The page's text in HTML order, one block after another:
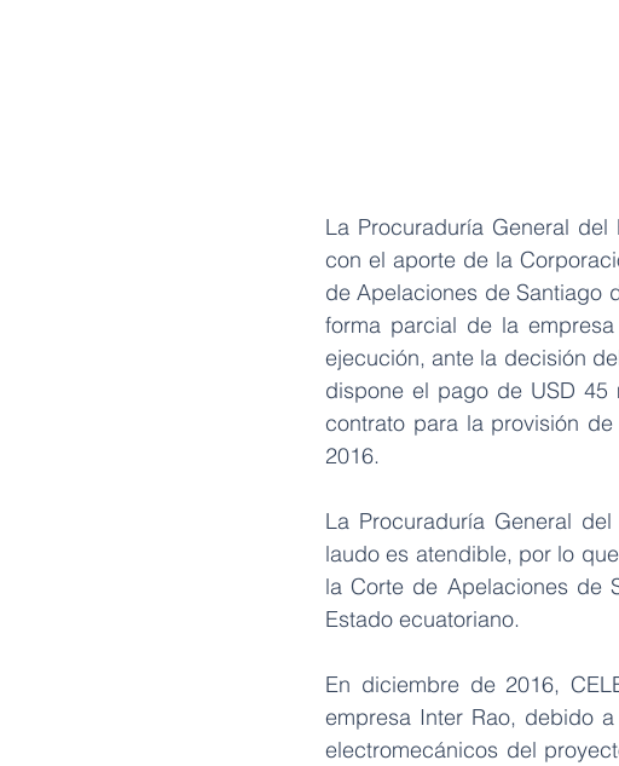
La Procuraduría General
con el aporte de la
de Apelaciones de Santiago
forma parcial de la
ejecución, ante la decisión
dispone el pago de USD 45
contrato para la provisión
2016.
La Procuraduría General
laudo es atendible, por lo
la Corte de Apelaciones de
Estado ecuatoriano.
En diciembre de 2016,
empresa Inter Rao, debido
electromecánicos del